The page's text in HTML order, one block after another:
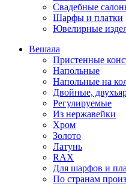
Свадебные
Шарфы и платки
Ювелирные
Вешала
Пристенные
Напольные
Напольные на
Двойные,
Регулируемые
Из нержавейки
Хром
Золото
Латунь
RAX
Для шарфов и
По странам